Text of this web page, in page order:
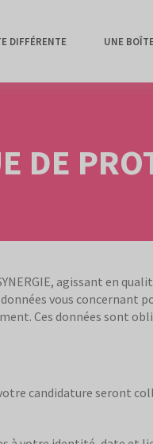
DIFFÉRENTE UNE
DE
agissant en
vous concernant
Ces données sont
candidature seront